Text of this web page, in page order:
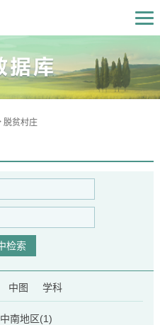
脱贫村庄
中图 学科
中南地区(1)